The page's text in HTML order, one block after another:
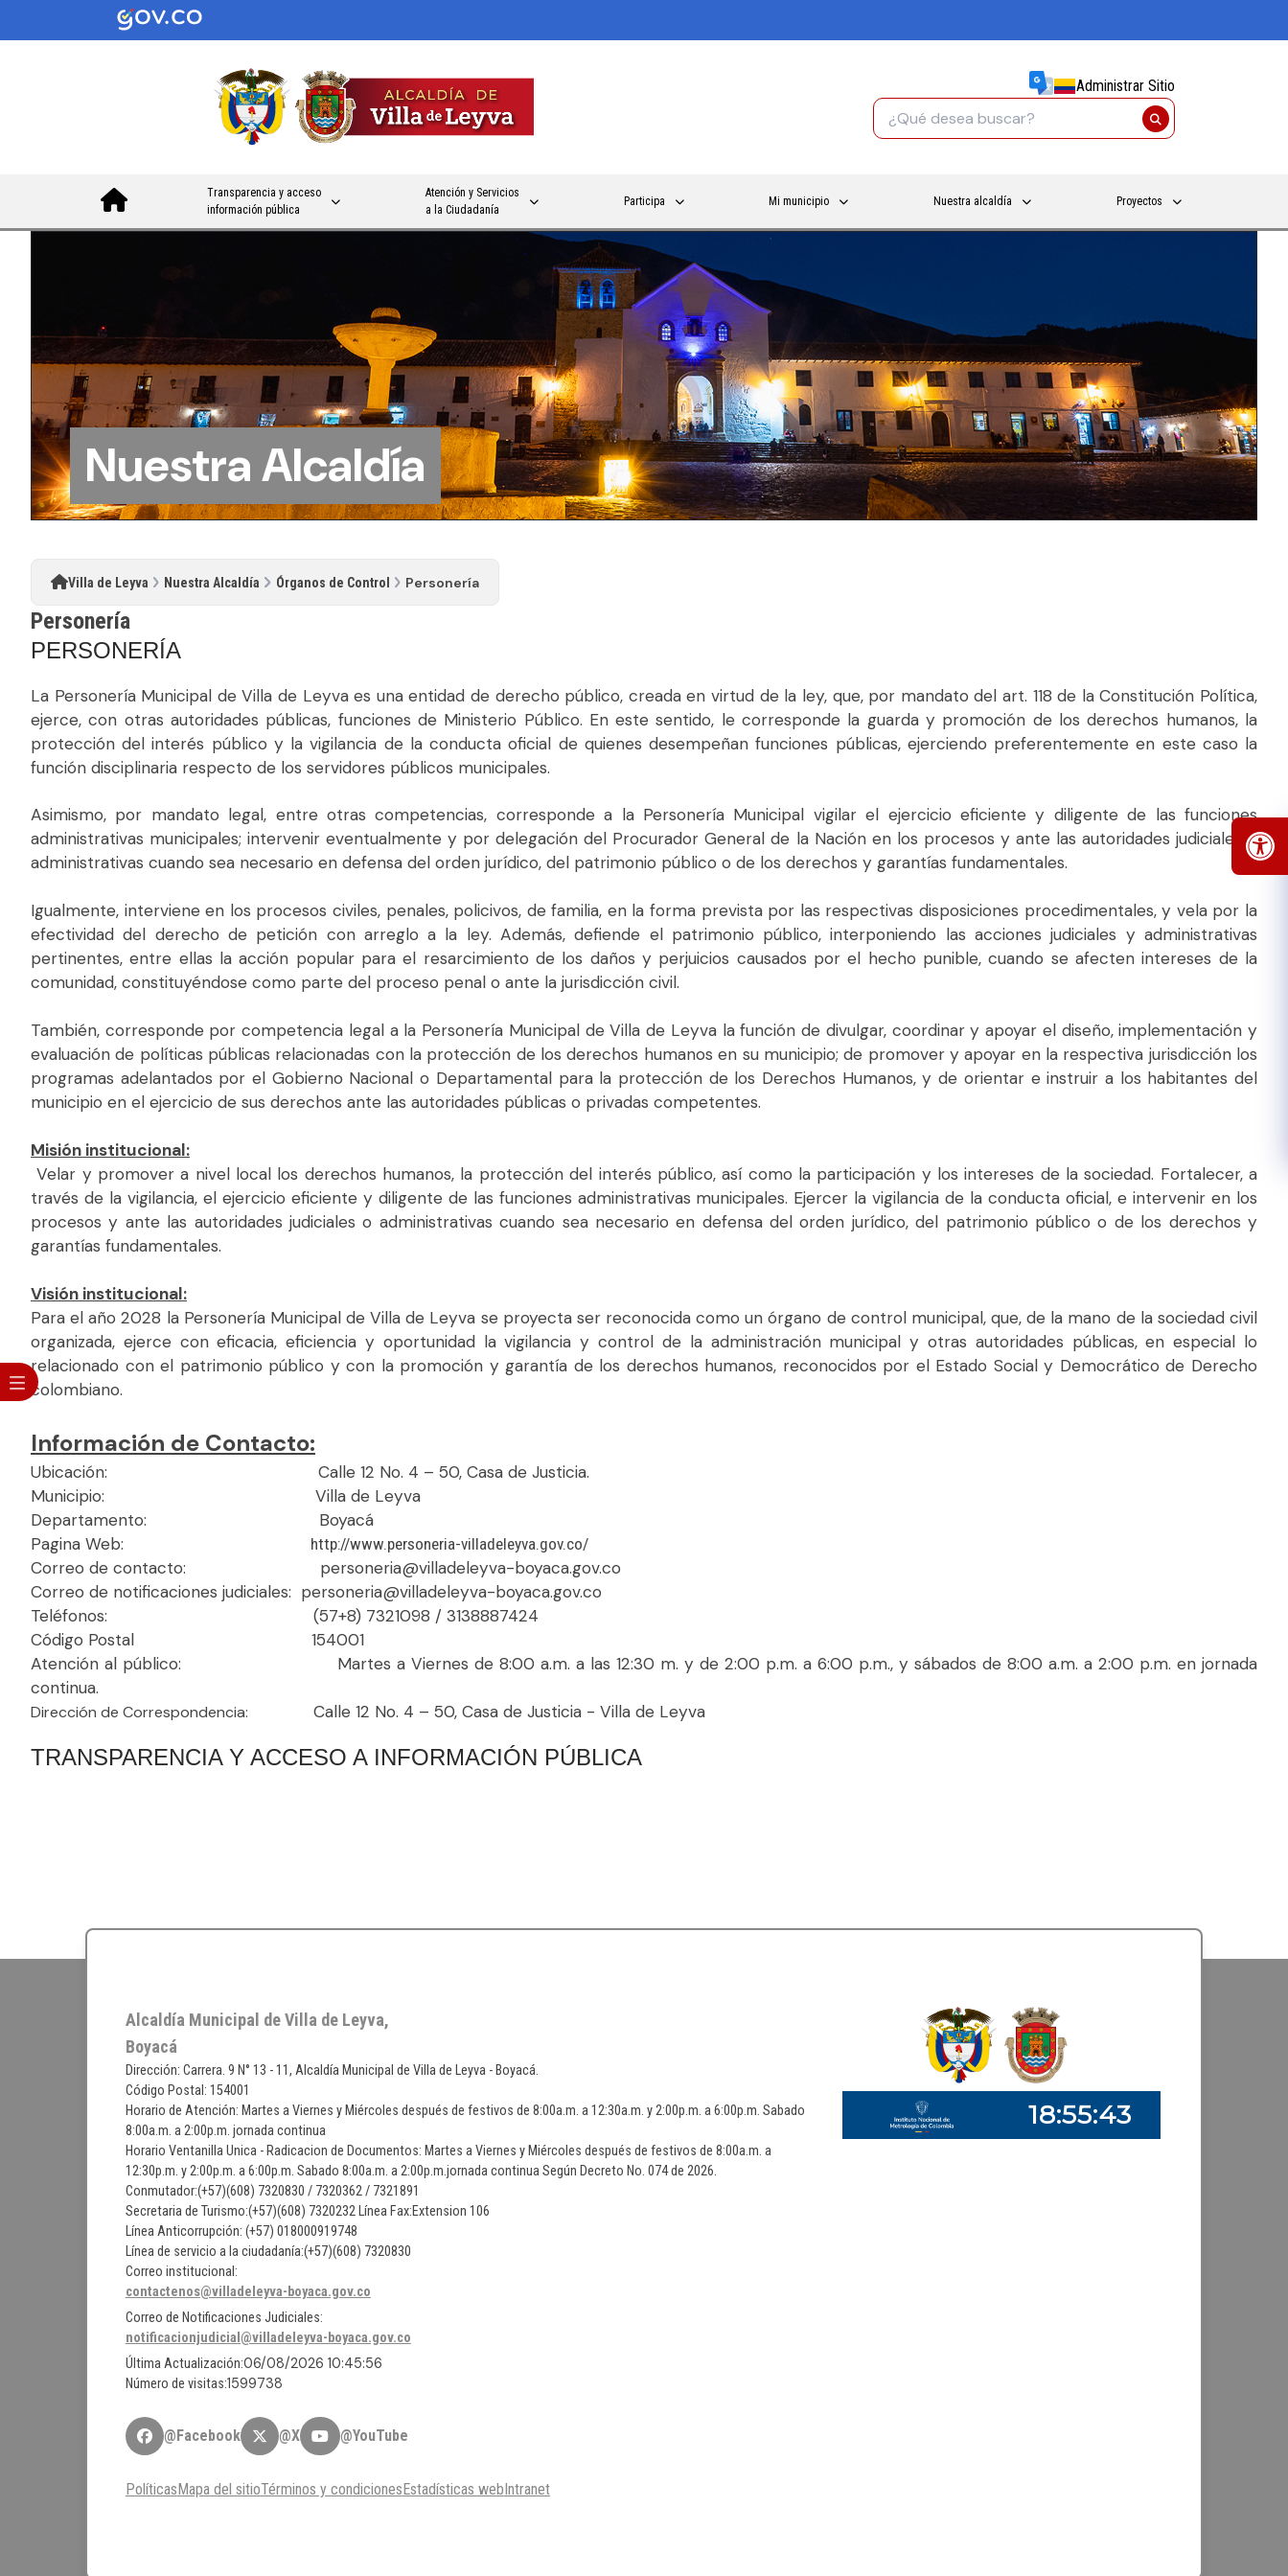
Administrar Sitio
Transparencia y acceso
información pública
Atención y Servicios
a la Ciudadanía
Participa Mi municipio Nuestra alcaldía Proyectos
Nuestra Alcaldía
Villa de Leyva Nuestra Alcaldía Órganos de Control Personería
Personería
PERSONERÍA
La Personería Municipal de Villa de Leyva es una entidad de derecho público, creada en virtud de la ley, que, por mandato del art. 118 de la Constitución Política,
ejerce, con otras autoridades públicas, funciones de Ministerio Público. En este sentido, le corresponde la guarda y promoción de los derechos humanos, la
protección del interés público y la vigilancia de la conducta oficial de quienes desempeñan funciones públicas, ejerciendo preferentemente en este caso la
función disciplinaria respecto de los servidores públicos municipales.
Asimismo, por mandato legal, entre otras competencias, corresponde a la Personería Municipal vigilar el ejercicio eficiente y diligente de las funciones
administrativas municipales; intervenir eventualmente y por delegación del Procurador General de la Nación en los procesos y ante las autoridades judiciales o
administrativas cuando sea necesario en defensa del orden jurídico, del patrimonio público o de los derechos y garantías fundamentales.
Igualmente, interviene en los procesos civiles, penales, policivos, de familia, en la forma prevista por las respectivas disposiciones procedimentales, y vela por la
efectividad del derecho de petición con arreglo a la ley. Además, defiende el patrimonio público, interponiendo las acciones judiciales y administrativas
pertinentes, entre ellas la acción popular para el resarcimiento de los daños y perjuicios causados por el hecho punible, cuando se afecten intereses de la
comunidad, constituyéndose como parte del proceso penal o ante la jurisdicción civil.
También, corresponde por competencia legal a la Personería Municipal de Villa de Leyva la función de divulgar, coordinar y apoyar el diseño, implementación y
evaluación de políticas públicas relacionadas con la protección de los derechos humanos en su municipio; de promover y apoyar en la respectiva jurisdicción los
programas adelantados por el Gobierno Nacional o Departamental para la protección de los Derechos Humanos, y de orientar e instruir a los habitantes del
municipio en el ejercicio de sus derechos ante las autoridades públicas o privadas competentes.
Misión institucional:
Velar y promover a nivel local los derechos humanos, la protección del interés público, así como la participación y los intereses de la sociedad. Fortalecer, a
través de la vigilancia, el ejercicio eficiente y diligente de las funciones administrativas municipales. Ejercer la vigilancia de la conducta oficial, e intervenir en los
procesos y ante las autoridades judiciales o administrativas cuando sea necesario en defensa del orden jurídico, del patrimonio público o de los derechos y
garantías fundamentales.
Visión institucional:
Para el año 2028 la Personería Municipal de Villa de Leyva se proyecta ser reconocida como un órgano de control municipal, que, de la mano de la sociedad civil
organizada, ejerce con eficacia, eficiencia y oportunidad la vigilancia y control de la administración municipal y otras autoridades públicas, en especial lo
relacionado con el patrimonio público y con la promoción y garantía de los derechos humanos, reconocidos por el Estado Social y Democrático de Derecho
colombiano.
Información de Contacto:
Ubicación: Calle 12 No. 4 – 50, Casa de Justicia.
Municipio: Villa de Leyva
Departamento: Boyacá
Pagina Web: http://www.personeria-villadeleyva.gov.co/
Correo de contacto: personeria@villadeleyva-boyaca.gov.co
Correo de notificaciones judiciales: personeria@villadeleyva-boyaca.gov.co
Teléfonos: (57+8) 7321098 / 3138887424
Código Postal 154001
Atención al público: Martes a Viernes de 8:00 a.m. a las 12:30 m. y de 2:00 p.m. a 6:00 p.m., y sábados de 8:00 a.m. a 2:00 p.m. en jornada
continua.
Dirección de Correspondencia: Calle 12 No. 4 – 50, Casa de Justicia - Villa de Leyva
​TRANSPARENCIA Y ACCESO A INFORMACIÓN​ PÚBLICA
Alcaldía Municipal de Villa de Leyva,
Boyacá
Dirección: Carrera. 9 N° 13 - 11, Alcaldía Municipal de Villa de Leyva - Boyacá.
Código Postal: 154001
Horario de Atención: Martes a Viernes y Miércoles después de festivos de 8:00a.m. a 12:30a.m. y 2:00p.m. a 6:00p.m. Sabado
8:00a.m. a 2:00p.m. jornada continua
Horario Ventanilla Unica - Radicacion de Documentos: Martes a Viernes y Miércoles después de festivos de 8:00a.m. a
12:30p.m. y 2:00p.m. a 6:00p.m. Sabado 8:00a.m. a 2:00p.m.jornada continua Según Decreto No. 074 de 2026.
Conmutador:(+57)(608) 7320830 / 7320362 / 7321891
Secretaria de Turismo:(+57)(608) 7320232 Línea Fax:Extension 106
Línea Anticorrupción: (+57) 018000919748
Línea de servicio a la ciudadanía:(+57)(608) 7320830
Correo institucional:
contactenos@villadeleyva-boyaca.gov.co
Correo de Notificaciones Judiciales:
notificacionjudicial@villadeleyva-boyaca.gov.co
Última Actualización:06/08/2026 10:45:56
Número de visitas:1599738
@Facebook @X @YouTube
Políticas Mapa del sitioTérminos y condiciones Estadísticas web Intranet